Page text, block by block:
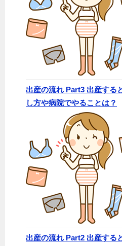
出産の流れ Part3 出産する
し方や病院でやることは？
出産の流れ Part2 出産する